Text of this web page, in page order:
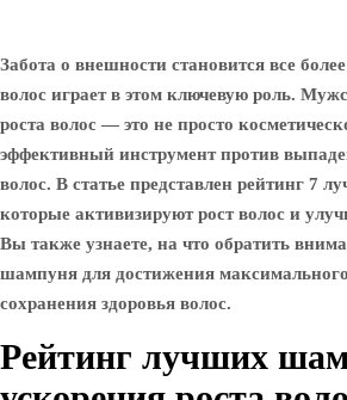
Забота о внешности становится все
волос играет в этом ключевую роль.
роста волос — это не просто
эффективный инструмент против
волос. В статье представлен рейтинг 7
которые активизируют рост волос и
Вы также узнаете, на что обратить
шампуня для достижения
сохранения здоровья волос.
Рейтинг лучших